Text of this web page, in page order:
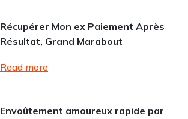
Récupérer Mon ex Paiement Après
Résultat, Grand Marabout
Read more
Envoûtement amoureux rapide par